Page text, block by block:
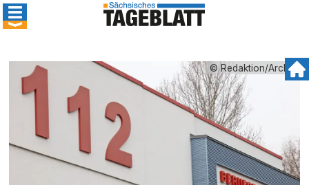
© Redaktion/Archiv